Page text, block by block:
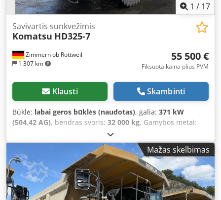
1 / 17
Zimmern ob Rottweil
1 307 km
Savivartis sunkvežimis
Komatsu HD325-7
55 500 €
Fiksuota kaina plius PVM
Klausti Skambinti
Būklė: labai geros būklės (naudotas), galia: 371 kW
(504,42 AG), bendras svoris: 32 000 kg, Gamybos metai:
26 259 h
Pagaminimo metai: 2007 Darbo valandos: 26 259 val.
Cjdpfxoyybt Sj Adtjha Uždara kabina Radijas Oro
kondicionierius Galinio vaizdo kamera Kėbulo šildymas
Kėbulo būklė: išlikę 60-70% Centrinė tepimo sistema
Padangų dydis: 18.00R33, likutis apie 80% Variklis: 371 kW
CE / EPA Darbinė masė: 32 t.
Mažas skelbimas